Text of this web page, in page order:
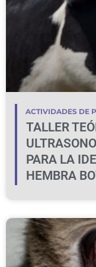
ACTIVIDADES DE
TALLER
PARA LA
HEMBRA